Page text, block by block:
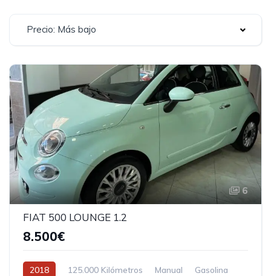
Precio: Más bajo
6
FIAT 500 LOUNGE 1.2
8.500€
2018 125.000 Kilómetros Manual Gasolina